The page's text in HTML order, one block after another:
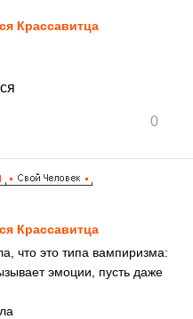
Крассавитца
0
Крассавитца
что это типа вампиризма:
эмоции, пусть даже